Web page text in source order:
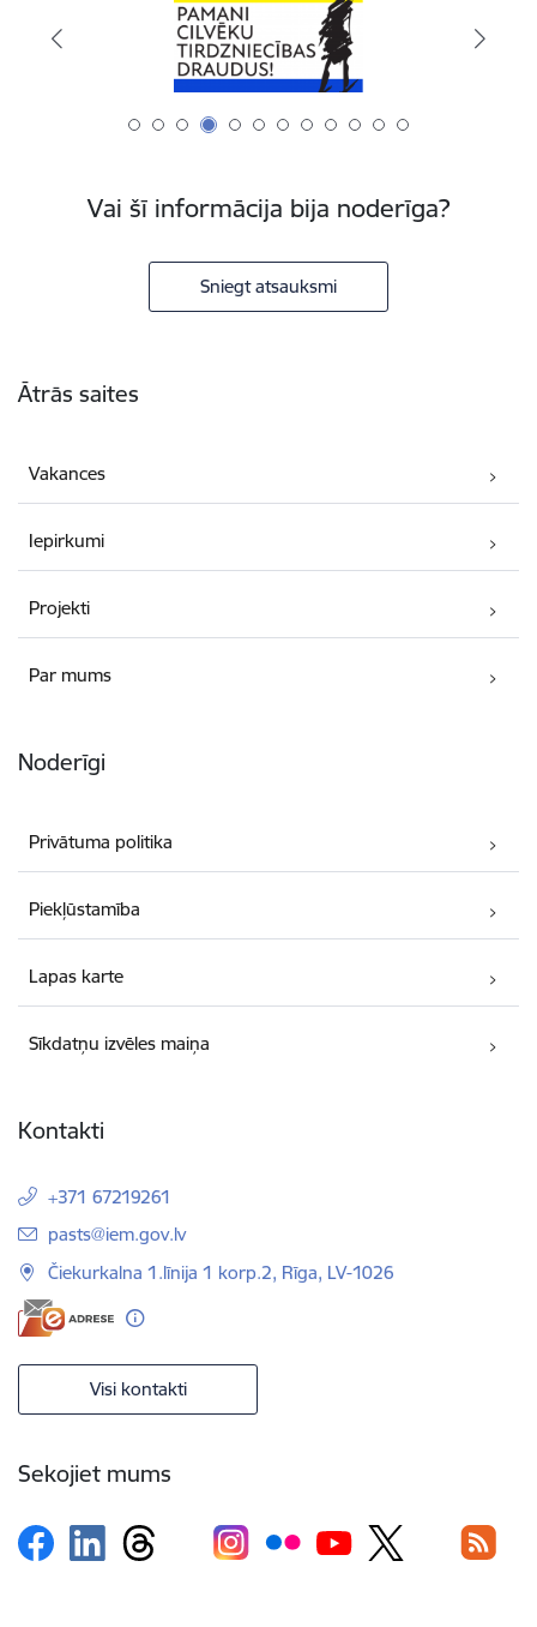
Vai šī informācija bija noderīga?
Sniegt atsauksmi
Ātrās saites
Vakances
Iepirkumi
Projekti
Par mums
Noderīgi
Privātuma politika
Piekļūstamība
Lapas karte
Sīkdatņu izvēles maiņa
Kontakti
+371 67219261
E-pasts:
pasts@iem.gov.lv
Čiekurkalna 1.līnija 1 korp.2, Rīga, LV-1026
Visi kontakti
Sekojiet mums